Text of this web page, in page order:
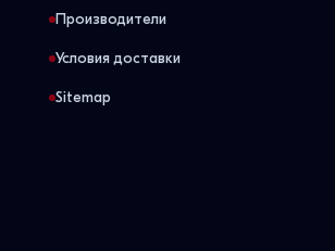
Производители
Условия доставки
Sitemap